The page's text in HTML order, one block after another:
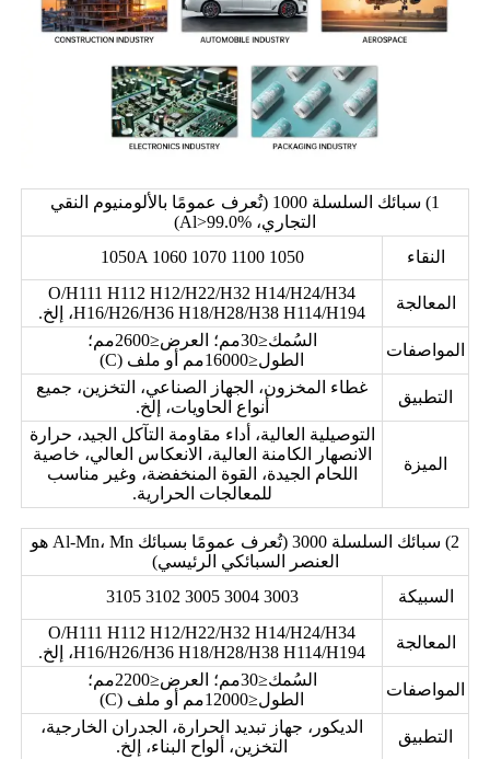
1) سبائك السلسلة 1000 (تُعرف عمومًا بالألومنيوم النقي
التجاري، Al>99.0%)
النقاء
1050 1050A 1060 1070 1100
المعالجة
O/H111 H112 H12/H22/H32 H14/H24/H34
H16/H26/H36 H18/H28/H38 H114/H194، إلخ.
المواصفات
السُمك≤30مم؛ العرض≤2600مم؛
الطول≤16000مم أو ملف (C)
التطبيق
غطاء المخزون، الجهاز الصناعي، التخزين، جميع
أنواع الحاويات، إلخ.
الميزة
التوصيلية العالية، أداء مقاومة التآكل الجيد، حرارة
الانصهار الكامنة العالية، الانعكاس العالي، خاصية
اللحام الجيدة، القوة المنخفضة، وغير مناسب
للمعالجات الحرارية.
2) سبائك السلسلة 3000 (تُعرف عمومًا بسبائك Al-Mn، Mn هو
العنصر السبائكي الرئيسي)
السبيكة
3003 3004 3005 3102 3105
المعالجة
O/H111 H112 H12/H22/H32 H14/H24/H34
H16/H26/H36 H18/H28/H38 H114/H194، إلخ.
المواصفات
السُمك≤30مم؛ العرض≤2200مم؛
الطول≤12000مم أو ملف (C)
التطبيق
الديكور، جهاز تبديد الحرارة، الجدران الخارجية،
التخزين، ألواح البناء، إلخ.